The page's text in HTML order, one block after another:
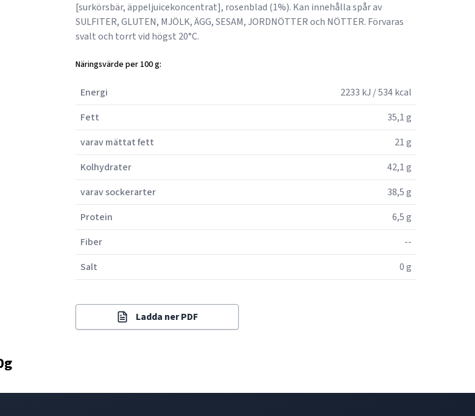
[surkörsbär, äppeljuicekoncentrat], rosenblad (1%). Kan innehålla spår av
SULFITER, GLUTEN, MJÖLK, ÄGG, SESAM, JORDNÖTTER och NÖTTER. Förvaras
svalt och torrt vid högst 20°C.
Näringsvärde per 100 g:
Energi
2233 kJ / 534 kcal
Fett
35,1 g
varav mättat fett
21 g
Kolhydrater
42,1 g
varav sockerarter
38,5 g
Protein
6,5 g
Fiber
--
Salt
0 g
Ladda ner PDF